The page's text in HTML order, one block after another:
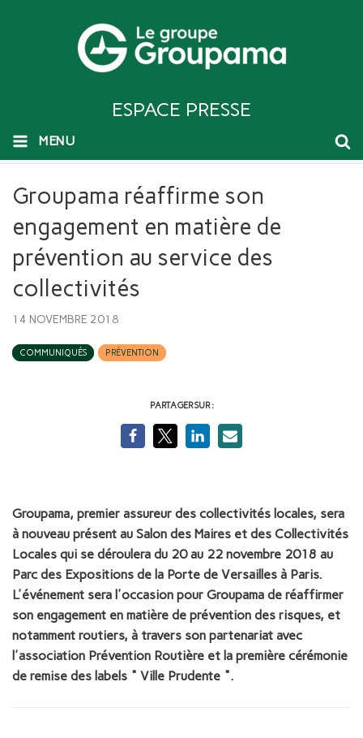
ESPACE PRESSE
MENU
Groupama réaffirme son
engagement en matière de
prévention au service des
collectivités
14 NOVEMBRE 2018
COMMUNIQUÉS PRÉVENTION
PARTAGER SUR :
Groupama, premier assureur des collectivités locales, sera
à nouveau présent au Salon des Maires et des Collectivités
Locales qui se déroulera du 20 au 22 novembre 2018 au
Parc des Expositions de la Porte de Versailles à Paris.
L'événement sera l'occasion pour Groupama de réaffirmer
son engagement en matière de prévention des risques, et
notamment routiers, à travers son partenariat avec
l'association Prévention Routière et la première cérémonie
de remise des labels " Ville Prudente ".